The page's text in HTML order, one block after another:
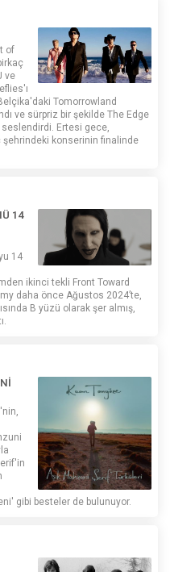
of
ve
Tomorrowland
​​ve sürpriz bir şekilde The Edge
seslendirdi. Ertesi gece,
şehrindeki konserinin finalinde
14
14
ikinci tekli Front Toward
daha önce Ağustos 2024’te,
B yüzü olarak şer almış,
gibi besteler de bulunuyor.